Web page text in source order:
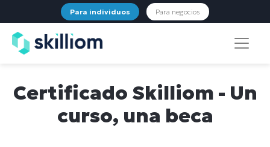
Para individuos Para negocios
Certificado Skilliom - Un
curso, una beca